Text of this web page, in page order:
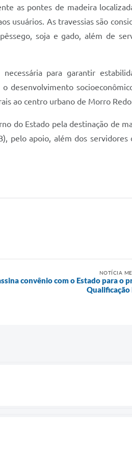
as pontes de madeira
usuários. As travessias são
soja e gado, além de
para garantir
desenvolvimento
ao centro urbano de Morro
do Estado pela destinação de
pelo apoio, além dos
NOTÍCIA
convênio com o Estado para o
Qualificação